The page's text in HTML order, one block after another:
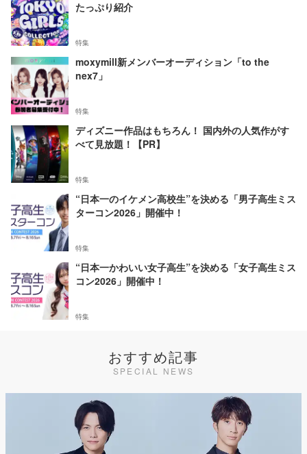
たっぷり紹介
特集
moxymill新メンバーオーディション「to the
nex7」
特集
ディズニー作品はもちろん！ 国内外の人気作がす
べて見放題！【PR】
特集
“日本一のイケメン高校生”を決める「男子高生ミス
ターコン2026」開催中！
特集
“日本一かわいい女子高生”を決める「女子高生ミス
コン2026」開催中！
特集
おすすめ記事
SPECIAL NEWS